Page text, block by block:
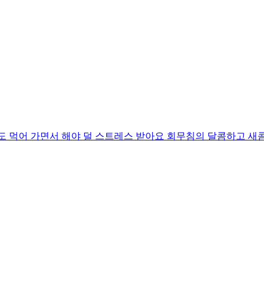
어 가면서 해야 덜 스트레스 받아요 회무침의 달콤하고 새